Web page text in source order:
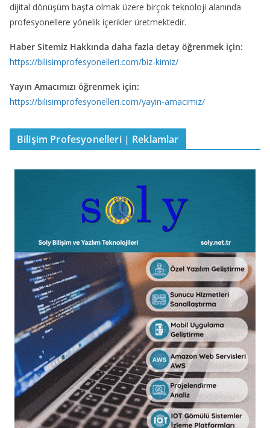
dijital dönüşüm başta olmak üzere birçok teknoloji alanında
profesyonellere yönelik içerikler üretmektedir.
Haber Sitemiz Hakkında daha fazla detay öğrenmek için:
https://bilisimprofesyonelleri.com/biz-kimiz/
Yayın Amacımızı öğrenmek için:
https://bilisimprofesyonelleri.com/yayin-amacimiz/
Bilişim Profesyonelleri | Reklamlar